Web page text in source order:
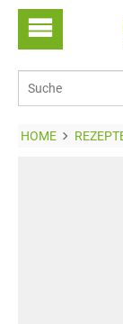
HOME